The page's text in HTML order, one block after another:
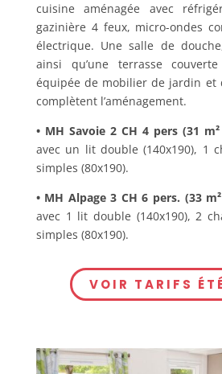
cuisine aménagée avec
gazinière 4 feux, micro-ondes
électrique. Une salle de
ainsi qu’une terrasse
équipée de mobilier de jardin et
complètent l’aménagement.
• MH Savoie 2 CH 4 pers (31
avec un lit double (140x190), 1
simples (80x190).
• MH Alpage 3 CH 6 pers. (33
avec 1 lit double (140x190), 2
simples (80x190).
VOIR TARIFS